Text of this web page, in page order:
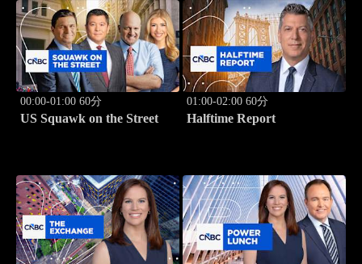
00:00-01:00 60分
US Squawk on the Street
01:00-02:00 60分
Halftime Report